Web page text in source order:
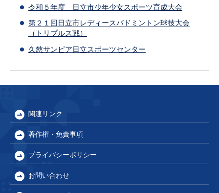
令和５年度 日立市少年少女スポーツ育成大会
第２１回日立市レディースバドミントン球技大会
（トリプルス戦）
久慈サンピア日立スポーツセンター
関連リンク
著作権・免責事項
プライバシーポリシー
お問い合わせ